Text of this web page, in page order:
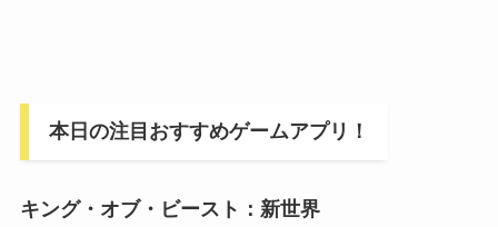
本日の注目おすすめゲームアプリ！
キング・オブ・ビースト：新世界